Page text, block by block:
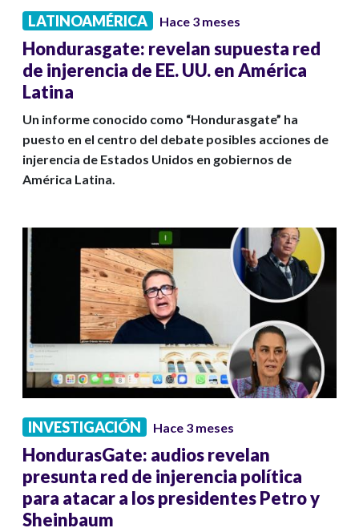
LATINOAMÉRICA Hace 3 meses
Hondurasgate: revelan supuesta red
de injerencia de EE. UU. en América
Latina
Un informe conocido como “Hondurasgate” ha
puesto en el centro del debate posibles acciones de
injerencia de Estados Unidos en gobiernos de
América Latina.
INVESTIGACIÓN Hace 3 meses
HondurasGate: audios revelan
presunta red de injerencia política
para atacar a los presidentes Petro y
Sheinbaum